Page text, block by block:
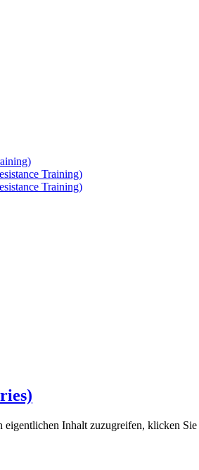
Training)
Training)
eigentlichen Inhalt zuzugreifen, klicken